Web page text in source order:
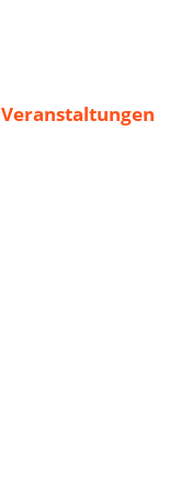
Veranstaltungen